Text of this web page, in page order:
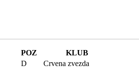
POZ
KLUB
D
Crvena zvezda